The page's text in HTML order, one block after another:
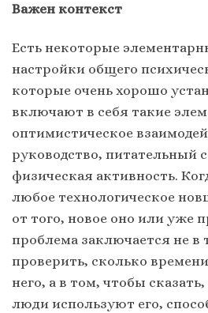
Важен контекст
Есть некоторые
настройки общего
которые очень хорошо
включают в себя такие
оптимистическое
руководство, питательный
физическая активность.
любое технологическое
от того, новое оно или уже
проблема заключается не в
проверить, сколько
него, а в том, чтобы
люди используют его,